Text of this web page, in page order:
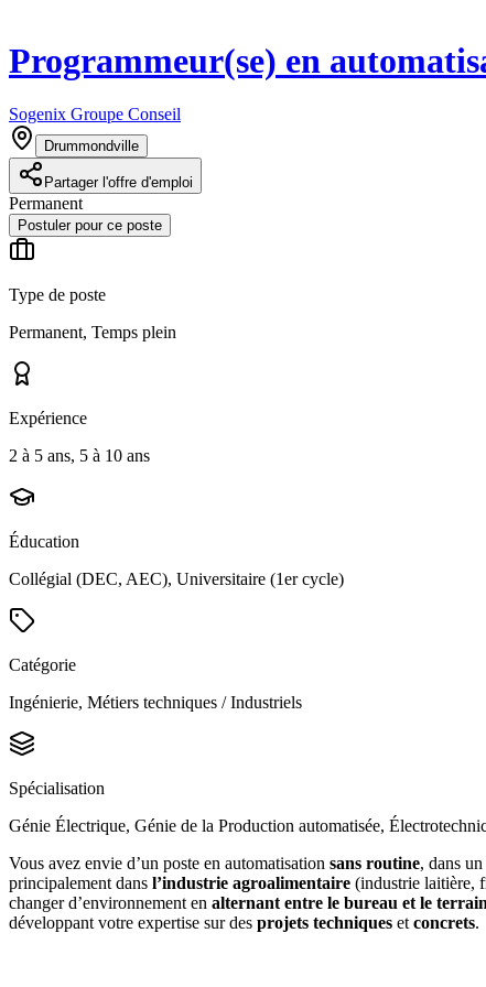
Programmeur(se) en
Sogenix Groupe Conseil
Drummondville
Partager l'offre d'emploi
Permanent
Postuler pour ce poste
Type de poste
Permanent, Temps plein
Expérience
2 à 5 ans, 5 à 10 ans
Éducation
Collégial (DEC, AEC), Universitaire (1er cycle)
Catégorie
Ingénierie, Métiers techniques / Industriels
Spécialisation
Génie Électrique, Génie de la Production automatisée,
Vous avez envie d’un poste en automatisation sans routine, dans un
principalement dans l’industrie agroalimentaire (industrie laitière,
changer d’environnement en alternant entre le bureau et le
développant votre expertise sur des projets techniques etconcrets.